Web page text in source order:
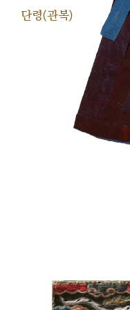
단령(관복)